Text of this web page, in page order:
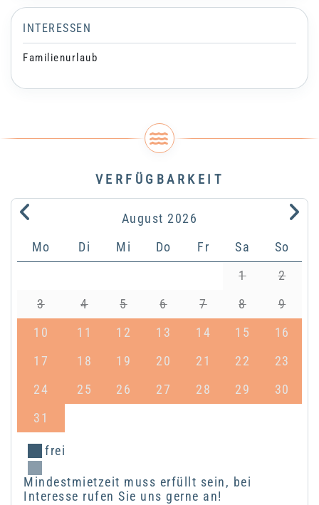
INTERESSEN
Familienurlaub
VERFÜGBARKEIT
. August2026
Mo
Di Mi Do Fr Sa
So
1
2
3
4 5 6 7 8
9
10
11 12 13 14 15
16
17
18 19 20 21 22
23
24
25 26 27 28 29
30
31
frei
Mindestmietzeit muss erfüllt sein, bei
Interesse rufen Sie uns gerne an!
.